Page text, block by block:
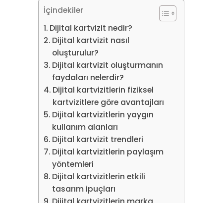
İçindekiler
Dijital kartvizit nedir?
Dijital kartvizit nasıl
oluşturulur?
Dijital kartvizit oluşturmanın
faydaları nelerdir?
Dijital kartvizitlerin fiziksel
kartvizitlere göre avantajları
Dijital kartvizitlerin yaygın
kullanım alanları
Dijital kartvizit trendleri
Dijital kartvizitlerin paylaşım
yöntemleri
Dijital kartvizitlerin etkili
tasarım ipuçları